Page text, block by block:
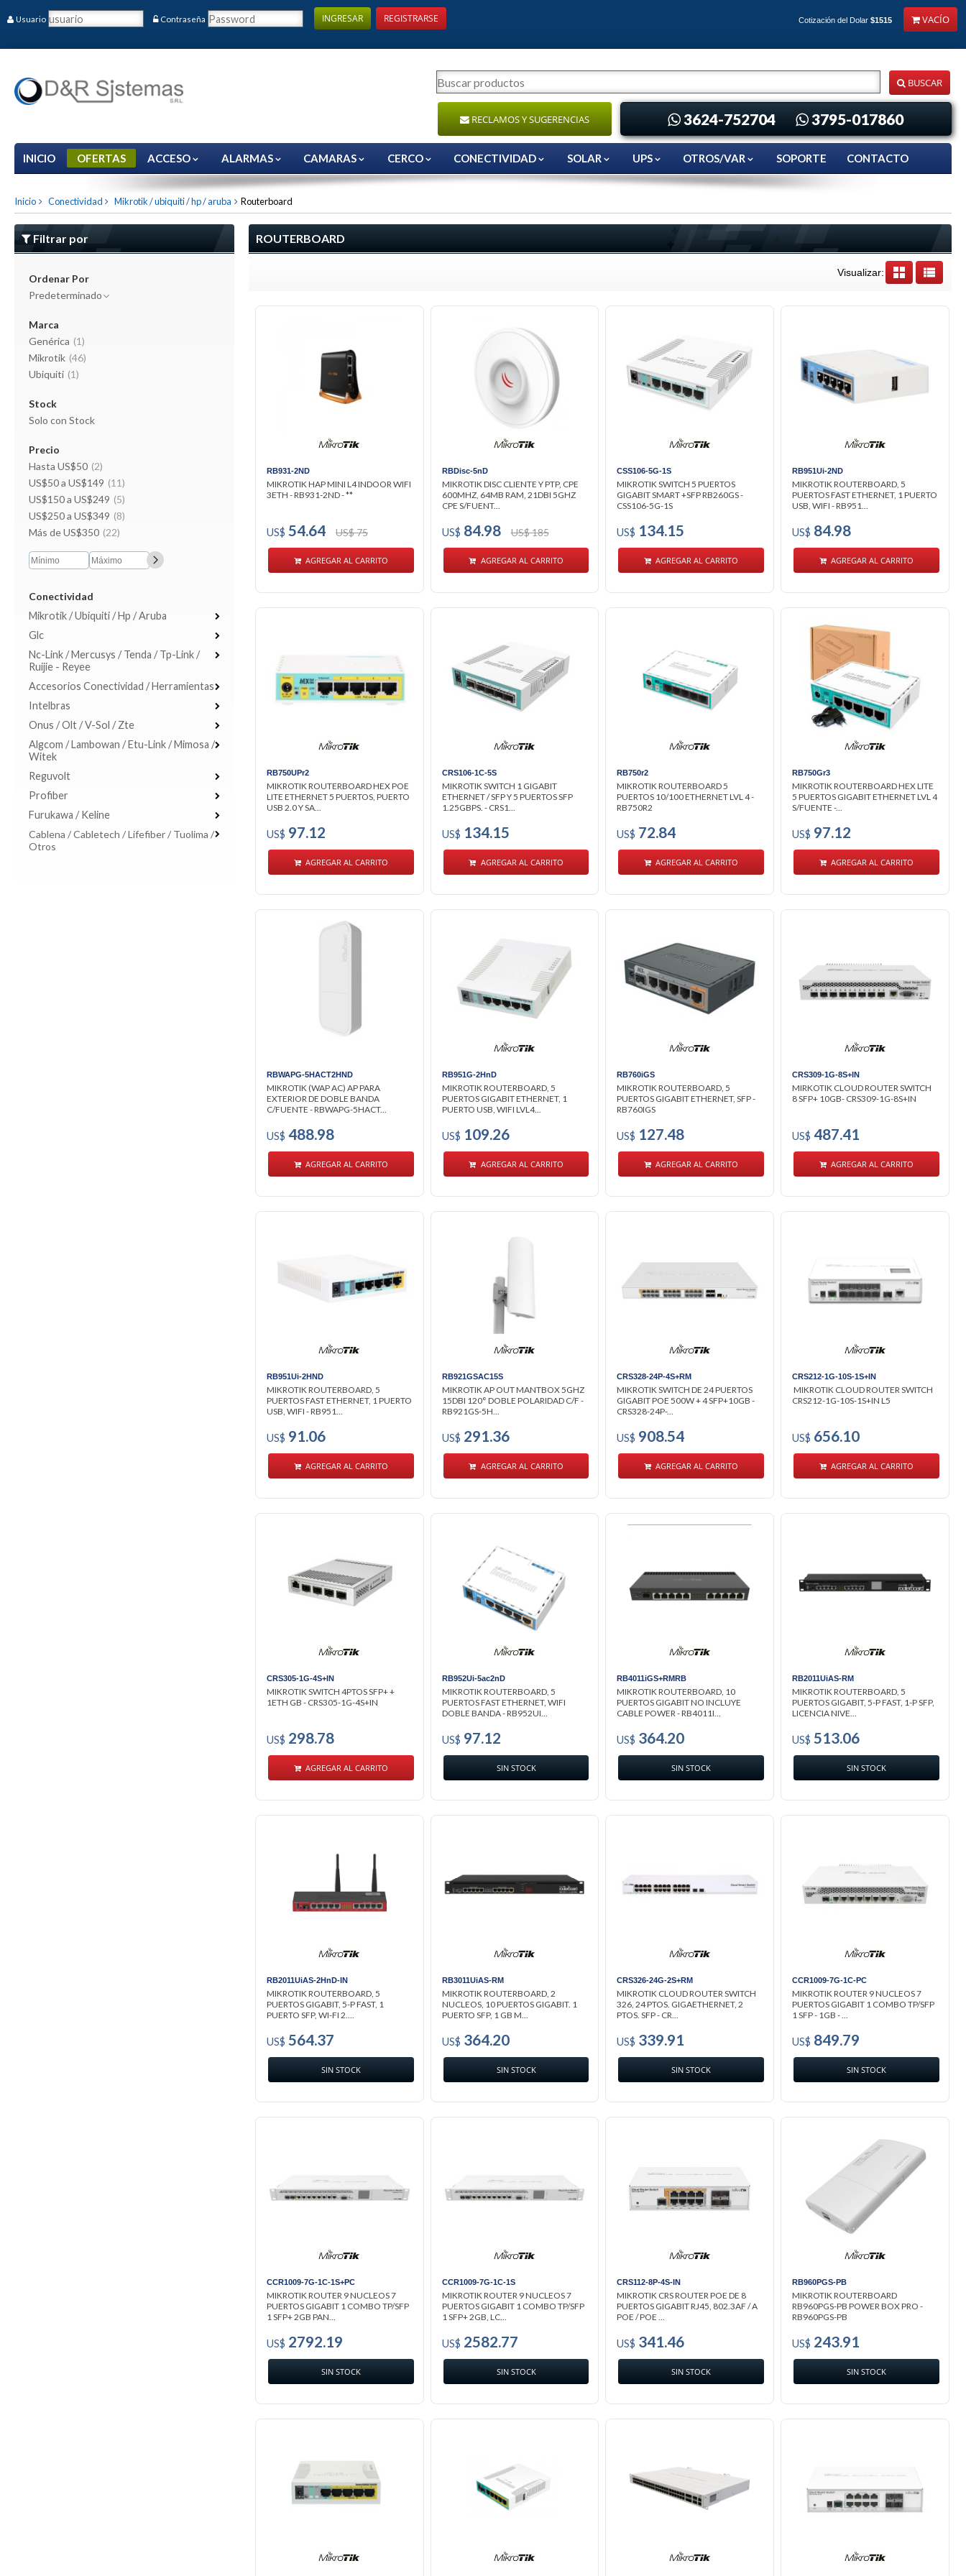
Usuario Contraseña INGRESAR REGISTRARSE Cotización del Dolar $1515 VACÍO
BUSCAR
RECLAMOS Y SUGERENCIAS 3624-752704 3795-017860
INICIO OFERTAS ACCESO ALARMAS CAMARAS CERCO CONECTIVIDAD SOLAR UPS OTROS/VAR SOPORTE CONTACTO
Inicio Conectividad Mikrotik / ubiquiti / hp / aruba Routerboard
Filtrar por
Ordenar Por
Predeterminado
Marca
Genérica (1)
Mikrotik (46)
Ubiquiti (1)
Stock
Solo con Stock
Precio
Hasta US$50 (2)
US$50 a US$149 (11)
US$150 a US$249 (5)
US$250 a US$349 (8)
Más de US$350 (22)
Conectividad
Mikrotik / Ubiquiti / Hp / Aruba
Glc
Nc-Link / Mercusys / Tenda / Tp-Link /
Ruijie - Reyee
Accesorios Conectividad / Herramientas
Intelbras
Onus / Olt / V-Sol / Zte
Algcom / Lambowan / Etu-Link / Mimosa /
Witek
Reguvolt
Profiber
Furukawa / Keline
Cablena / Cabletech / Lifefiber / Tuolima /
Otros
ROUTERBOARD
Visualizar:
RB931-2ND
MIKROTIK HAP MINI L4 INDOOR WIFI
3ETH - RB931-2ND - **
US$ 54.64 US$ 75
AGREGAR AL CARRITO
RBDisc-5nD
MIKROTIK DISC CLIENTE Y PTP, CPE
600MHZ, 64MB RAM, 21DBI 5GHZ
CPE S/FUENT...
US$ 84.98 US$ 185
AGREGAR AL CARRITO
CSS106-5G-1S
MIKROTIK SWITCH 5 PUERTOS
GIGABIT SMART +SFP RB260GS -
CSS106-5G-1S
US$ 134.15
AGREGAR AL CARRITO
RB951Ui-2ND
MIKROTIK ROUTERBOARD, 5
PUERTOS FAST ETHERNET, 1 PUERTO
USB, WIFI - RB951...
US$ 84.98
AGREGAR AL CARRITO
RB750UPr2
MIKROTIK ROUTERBOARD HEX POE
LITE ETHERNET 5 PUERTOS, PUERTO
USB 2.0 Y SA...
US$ 97.12
AGREGAR AL CARRITO
CRS106-1C-5S
MIKROTIK SWITCH 1 GIGABIT
ETHERNET / SFP Y 5 PUERTOS SFP
1.25GBPS. - CRS1...
US$ 134.15
AGREGAR AL CARRITO
RB750r2
MIKROTIK ROUTERBOARD 5
PUERTOS 10/100 ETHERNET LVL 4 -
RB750R2
US$ 72.84
AGREGAR AL CARRITO
RB750Gr3
MIKROTIK ROUTERBOARD HEX LITE
5 PUERTOS GIGABIT ETHERNET LVL 4
S/FUENTE -...
US$ 97.12
AGREGAR AL CARRITO
RBWAPG-5HACT2HND
MIKROTIK (WAP AC) AP PARA
EXTERIOR DE DOBLE BANDA
C/FUENTE - RBWAPG-5HACT...
US$ 488.98
AGREGAR AL CARRITO
RB951G-2HnD
MIKROTIK ROUTERBOARD, 5
PUERTOS GIGABIT ETHERNET, 1
PUERTO USB, WIFI LVL4...
US$ 109.26
AGREGAR AL CARRITO
RB760iGS
MIKROTIK ROUTERBOARD, 5
PUERTOS GIGABIT ETHERNET, SFP -
RB760IGS
US$ 127.48
AGREGAR AL CARRITO
CRS309-1G-8S+IN
MIRKOTIK CLOUD ROUTER SWITCH
8 SFP+ 10GB- CRS309-1G-8S+IN
US$ 487.41
AGREGAR AL CARRITO
RB951Ui-2HND
MIKROTIK ROUTERBOARD, 5
PUERTOS FAST ETHERNET, 1 PUERTO
USB, WIFI - RB951...
US$ 91.06
AGREGAR AL CARRITO
RB921GSAC15S
MIKROTIK AP OUT MANTBOX 5GHZ
15DBI 120° DOBLE POLARIDAD C/F -
RB921GS-5H...
US$ 291.36
AGREGAR AL CARRITO
CRS328-24P-4S+RM
MIKROTIK SWITCH DE 24 PUERTOS
GIGABIT POE 500W + 4 SFP+10GB -
CRS328-24P-...
US$ 908.54
AGREGAR AL CARRITO
CRS212-1G-10S-1S+IN
MIKROTIK CLOUD ROUTER SWITCH
CRS212-1G-10S-1S+IN L5
US$ 656.10
AGREGAR AL CARRITO
CRS305-1G-4S+IN
MIKROTIK SWITCH 4PTOS SFP+ +
1ETH GB - CRS305-1G-4S+IN
US$ 298.78
AGREGAR AL CARRITO
RB952Ui-5ac2nD
MIKROTIK ROUTERBOARD, 5
PUERTOS FAST ETHERNET, WIFI
DOBLE BANDA - RB952UI...
US$ 97.12
SIN STOCK
RB4011iGS+RMRB
MIKROTIK ROUTERBOARD, 10
PUERTOS GIGABIT NO INCLUYE
CABLE POWER - RB4011I...
US$ 364.20
SIN STOCK
RB2011UiAS-RM
MIKROTIK ROUTERBOARD, 5
PUERTOS GIGABIT, 5-P FAST, 1-P SFP,
LICENCIA NIVE...
US$ 513.06
SIN STOCK
RB2011UiAS-2HnD-IN
MIKROTIK ROUTERBOARD, 5
PUERTOS GIGABIT, 5-P FAST, 1
PUERTO SFP, WI-FI 2....
US$ 564.37
SIN STOCK
RB3011UiAS-RM
MIKROTIK ROUTERBOARD, 2
NUCLEOS, 10 PUERTOS GIGABIT. 1
PUERTO SFP, 1 GB M...
US$ 364.20
SIN STOCK
CRS326-24G-2S+RM
MIKROTIK CLOUD ROUTER SWITCH
326, 24 PTOS. GIGAETHERNET, 2
PTOS. SFP - CR...
US$ 339.91
SIN STOCK
CCR1009-7G-1C-PC
MIKROTIK ROUTER 9 NUCLEOS 7
PUERTOS GIGABIT 1 COMBO TP/SFP
1 SFP - 1GB - ...
US$ 849.79
SIN STOCK
CCR1009-7G-1C-1S+PC
MIKROTIK ROUTER 9 NUCLEOS 7
PUERTOS GIGABIT 1 COMBO TP/SFP
1 SFP+ 2GB PAN...
US$ 2792.19
SIN STOCK
CCR1009-7G-1C-1S
MIKROTIK ROUTER 9 NUCLEOS 7
PUERTOS GIGABIT 1 COMBO TP/SFP
1 SFP+ 2GB, LC...
US$ 2582.77
SIN STOCK
CRS112-8P-4S-IN
MIKROTIK CRS ROUTER POE DE 8
PUERTOS GIGABIT RJ45, 802.3AF / A
POE / POE ...
US$ 341.46
SIN STOCK
RB960PGS-PB
MIKROTIK ROUTERBOARD
RB960PGS-PB POWER BOX PRO -
RB960PGS-PB
US$ 243.91
SIN STOCK